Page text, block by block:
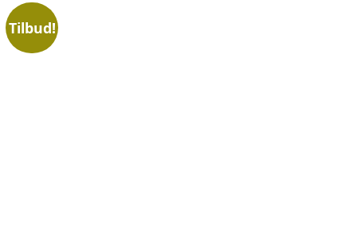
Tilbud!